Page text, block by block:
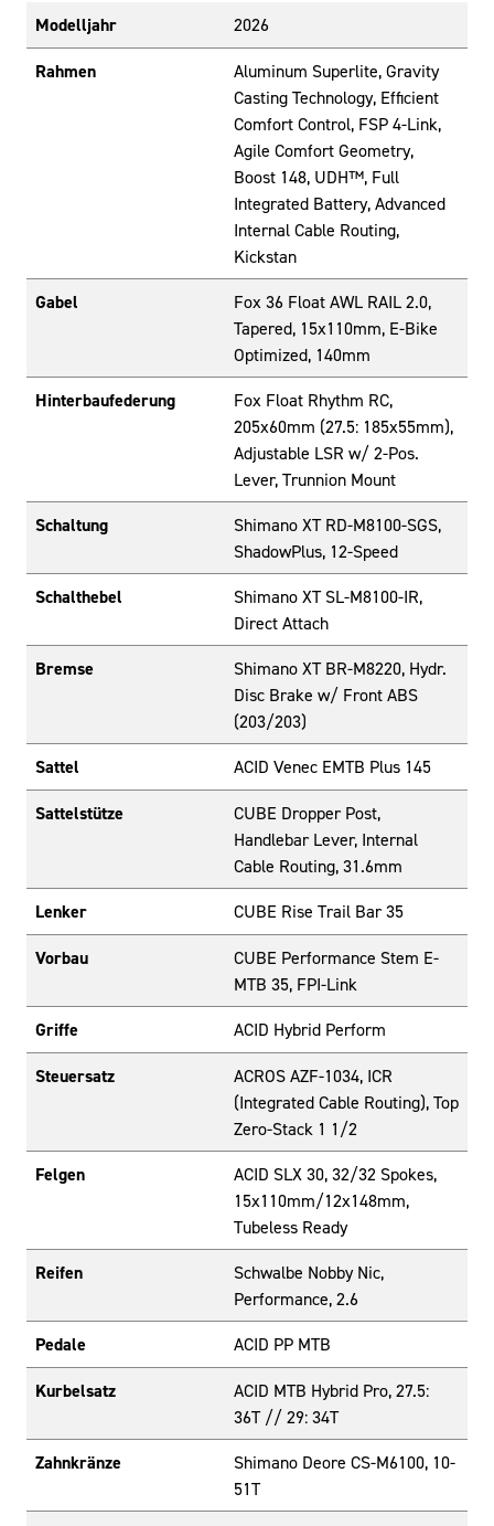
Modelljahr 2026
Rahmen
Aluminum Superlite, Gravity
Casting Technology, Efficient
Comfort Control, FSP 4-Link,
Agile Comfort Geometry,
Boost 148, UDH™, Full
Integrated Battery, Advanced
Internal Cable Routing,
Kickstan
Gabel
Fox 36 Float AWL RAIL 2.0,
Tapered, 15x110mm, E-Bike
Optimized, 140mm
Hinterbaufederung
Fox Float Rhythm RC,
205x60mm (27.5: 185x55mm),
Adjustable LSR w/ 2-Pos.
Lever, Trunnion Mount
Schaltung
Shimano XT RD-M8100-SGS,
ShadowPlus, 12-Speed
Schalthebel
Shimano XT SL-M8100-IR,
Direct Attach
Bremse
Shimano XT BR-M8220, Hydr.
Disc Brake w/ Front ABS
(203/203)
Sattel ACID Venec EMTB Plus 145
Sattelstütze
CUBE Dropper Post,
Handlebar Lever, Internal
Cable Routing, 31.6mm
Lenker CUBE Rise Trail Bar 35
Vorbau
CUBE Performance Stem E-
MTB 35, FPI-Link
Griffe ACID Hybrid Perform
Steuersatz
ACROS AZF-1034, ICR
(Integrated Cable Routing), Top
Zero-Stack 1 1/2
Felgen
ACID SLX 30, 32/32 Spokes,
15x110mm/12x148mm,
Tubeless Ready
Reifen
Schwalbe Nobby Nic,
Performance, 2.6
Pedale ACID PP MTB
Kurbelsatz
ACID MTB Hybrid Pro, 27.5:
36T // 29: 34T
Zahnkränze
Shimano Deore CS-M6100, 10-
51T